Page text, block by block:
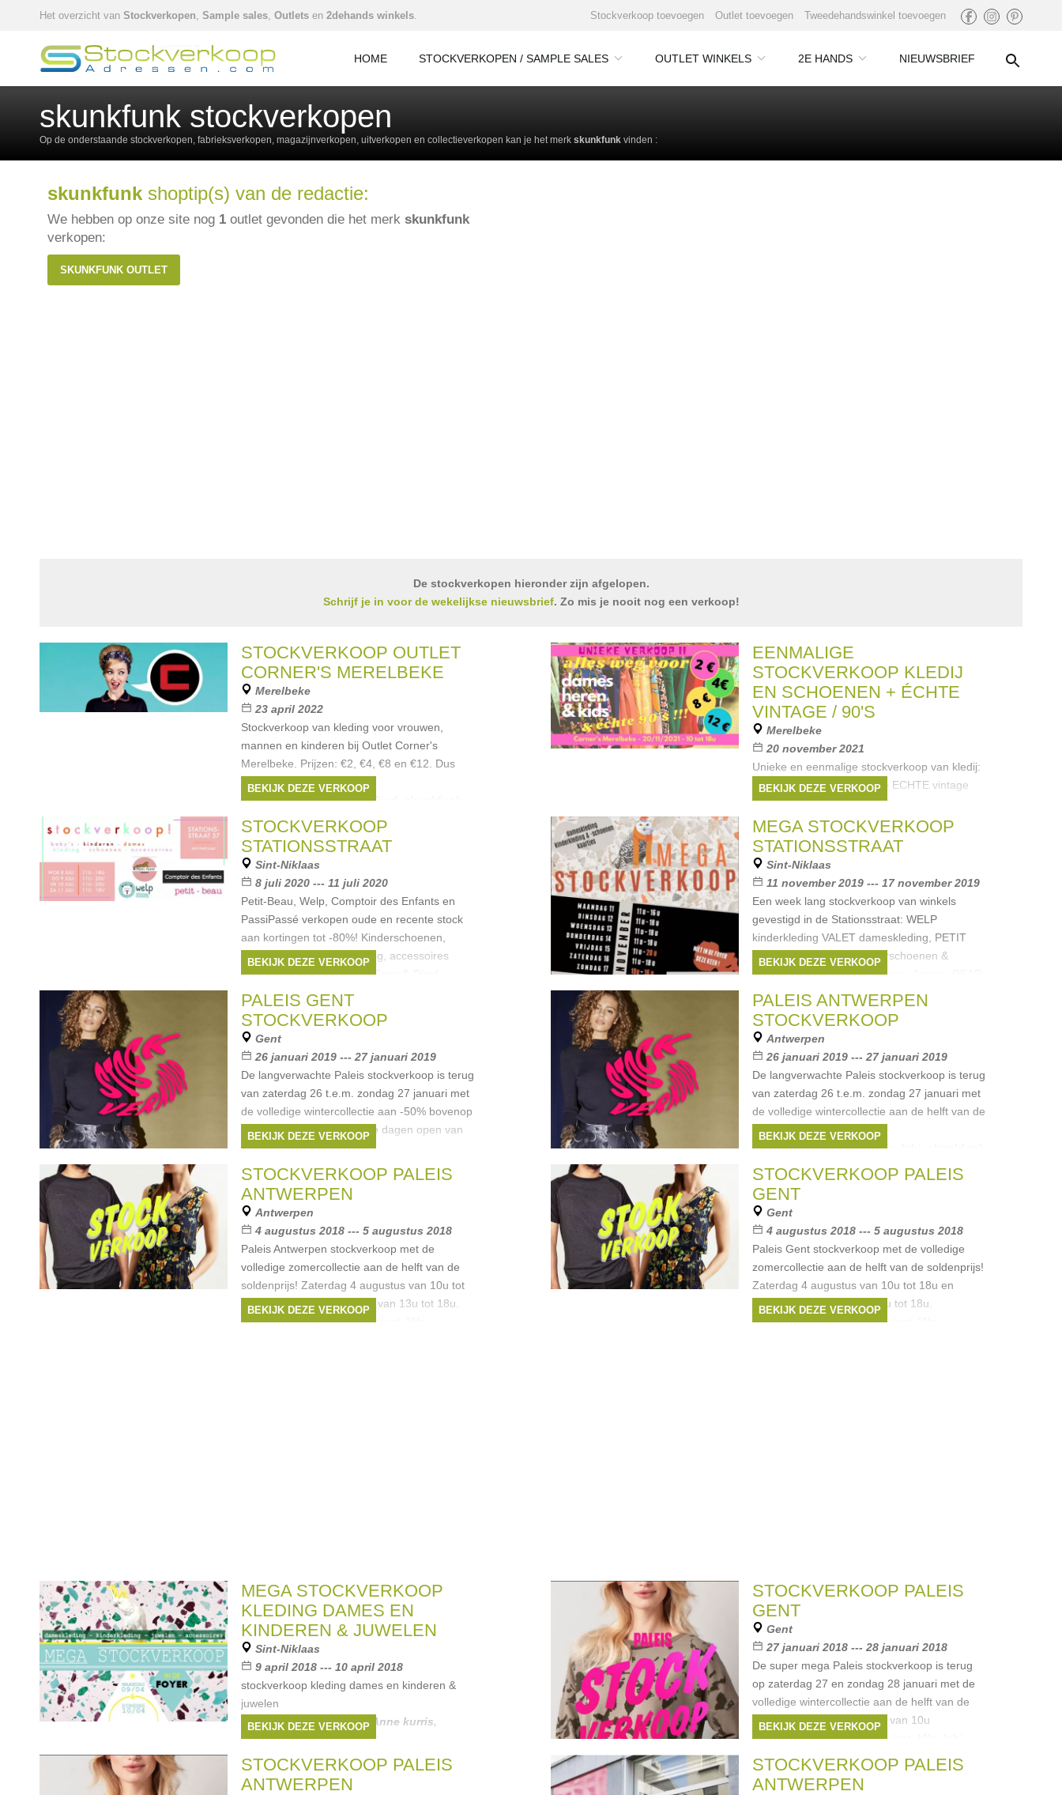
Het overzicht van Stockverkopen, Sample sales, Outlets en 2dehands winkels. Stockverkoop toevoegen Outlet toevoegen Tweedehandswinkel toevoegen
HOME STOCKVERKOPEN / SAMPLE SALES OUTLET WINKELS 2E HANDS NIEUWSBRIEF
skunkfunk stockverkopen
Op de onderstaande stockverkopen, fabrieksverkopen, magazijnverkopen, uitverkopen en collectieverkopen kan je het merk skunkfunk vinden :
skunkfunk shoptip(s) van de redactie:
We hebben op onze site nog 1 outlet gevonden die het merk skunkfunk
verkopen:
SKUNKFUNK OUTLET
De stockverkopen hieronder zijn afgelopen.
Schrijf je in voor de wekelijkse nieuwsbrief. Zo mis je nooit nog een verkoop!
STOCKVERKOOP OUTLET
CORNER'S MERELBEKE
Merelbeke
23 april 2022
Stockverkoop van kleding voor vrouwen,
mannen en kinderen bij Outlet Corner's
Merelbeke. Prijzen: €2, €4, €8 en €12. Dus
alles kost maximum 12€.
Merken:Mavi,Froy & Dind
King Louie, 4 Funky Flavours
BEKIJK DEZE VERKOOP
EENMALIGE
STOCKVERKOOP KLEDIJ
EN SCHOENEN + ÉCHTE
VINTAGE / 90'S
Merelbeke
20 november 2021
Unieke en eenmalige stockverkoop van kledij:
dames - heren - kinderen + ECHTE vintage
kledij! Op de zolderverdieping ontdekte ik goed
bewaarde kledij van eind de jaren '90 !!! +
damesschoenen ALLES
Funky Flavours
BEKIJK DEZE VERKOOP
STOCKVERKOOP
STATIONSSTRAAT
Sint-Niklaas
8 juli 2020 --- 11 juli 2020
Petit-Beau, Welp, Comptoir des Enfants en
PassiPassé verkopen oude en recente stock
aan kortingen tot -80%! Kinderschoenen,
kinderkleding, dameskleding, accessoires
Merken:Petit Bateau,Froy & Dind
skunkfunk, Blutsgeschwister
People, ...
BEKIJK DEZE VERKOOP
MEGA STOCKVERKOOP
STATIONSSTRAAT
Sint-Niklaas
11 november 2019 --- 17 november 2019
Een week lang stockverkoop van winkels
gevestigd in de Stationsstraat: WELP
kinderkleding VALET dameskleding, PETIT
BEAU kinderkleding&kinderschoenen &
PASSIPASSE kleding&cadeaus. Agency DEAR
Merken:
Bellerose ,Pom D'Api ,
Bateau,Object ,Vila, ...
BEKIJK DEZE VERKOOP
PALEIS GENT
STOCKVERKOOP
Gent
26 januari 2019 --- 27 januari 2019
De langverwachte Paleis stockverkoop is terug
van zaterdag 26 t.e.m. zondag 27 januari met
de volledige wintercollectie aan -50% bovenop
de soldenprijs! Paleis is alle dagen open van
10u tot 18u, zondag
Merken:Only,Yaya, Vila, Ichi, skunkfunk
...
BEKIJK DEZE VERKOOP
PALEIS ANTWERPEN
STOCKVERKOOP
Antwerpen
26 januari 2019 --- 27 januari 2019
De langverwachte Paleis stockverkoop is terug
van zaterdag 26 t.e.m. zondag 27 januari met
de volledige wintercollectie aan de helft van de
soldenprijs!
Merken:Only,Yaya,Vila
...
BEKIJK DEZE VERKOOP
STOCKVERKOOP PALEIS
ANTWERPEN
Antwerpen
4 augustus 2018 --- 5 augustus 2018
Paleis Antwerpen stockverkoop met de
volledige zomercollectie aan de helft van de
soldenprijs! Zaterdag 4 augustus van 10u tot
18u en zondag 5 augustus van 13u tot 18u.
Merken:Only,Yaya,Object
BEKIJK DEZE VERKOOP
STOCKVERKOOP PALEIS
GENT
Gent
4 augustus 2018 --- 5 augustus 2018
Paleis Gent stockverkoop met de volledige
zomercollectie aan de helft van de soldenprijs!
Zaterdag 4 augustus van 10u tot 18u en
zondag 5 augustus van 13u tot 18u.
Merken:Only,Yaya,Object
BEKIJK DEZE VERKOOP
MEGA STOCKVERKOOP
KLEDING DAMES EN
KINDEREN & JUWELEN
Sint-Niklaas
9 april 2018 --- 10 april 2018
stockverkoop kleding dames en kinderen &
juwelen
Merken:Simple Kids, Anne kurris,
Bellerose,Petit Bateau,Maan
BEKIJK DEZE VERKOOP
STOCKVERKOOP PALEIS
GENT
Gent
27 januari 2018 --- 28 januari 2018
De super mega Paleis stockverkoop is terug
op zaterdag 27 en zondag 28 januari met de
volledige wintercollectie aan de helft van de
soldenprijs. Zaterdag open van 10u
Merken:Only,Yaya,Object
BEKIJK DEZE VERKOOP
STOCKVERKOOP PALEIS
ANTWERPEN
STOCKVERKOOP PALEIS
ANTWERPEN